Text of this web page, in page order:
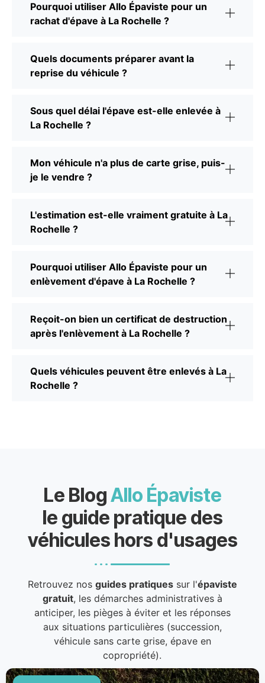
Pourquoi utiliser Allo Épaviste pour un
rachat d'épave à La Rochelle ?
Quels documents préparer avant la
reprise du véhicule ?
Sous quel délai l'épave est-elle enlevée à
La Rochelle ?
Mon véhicule n'a plus de carte grise, puis-
je le vendre ?
L'estimation est-elle vraiment gratuite à La
Rochelle ?
Pourquoi utiliser Allo Épaviste pour un
enlèvement d'épave à La Rochelle ?
Reçoit-on bien un certificat de destruction
après l'enlèvement à La Rochelle ?
Quels véhicules peuvent être enlevés à La
Rochelle ?
Le BlogAllo Épaviste
le guide pratique des
véhicules hors d'usages
Retrouvez nos guides pratiquessur l'épaviste
gratuit, les démarches administratives à
anticiper, les pièges à éviter et les réponses
aux situations particulières (succession,
véhicule sans carte grise, épave en
copropriété).